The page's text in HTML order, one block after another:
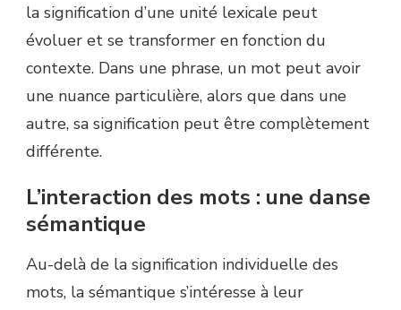
la signification d’une unité lexicale peut
évoluer et se transformer en fonction du
contexte. Dans une phrase, un mot peut avoir
une nuance particulière, alors que dans une
autre, sa signification peut être complètement
différente.
L’interaction des mots : une danse
sémantique
Au-delà de la signification individuelle des
mots, la sémantique s’intéresse à leur